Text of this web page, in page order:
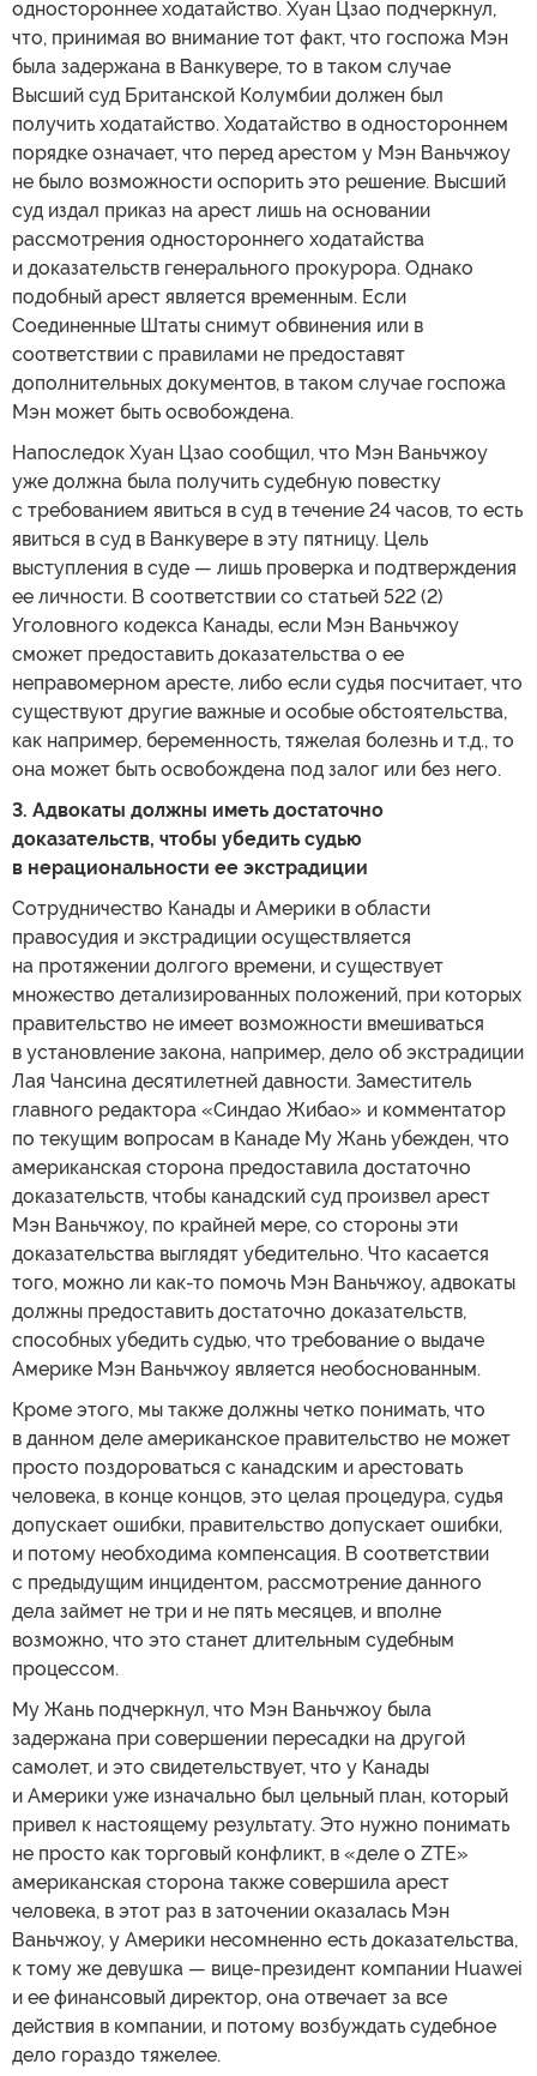
одностороннее ходатайство. Хуан Цзао подчеркнул,
что, принимая во внимание тот факт, что госпожа Мэн
была задержана в Ванкувере, то в таком случае
Высший суд Британской Колумбии должен был
получить ходатайство. Ходатайство в одностороннем
порядке означает, что перед арестом у Мэн Ваньчжоу
не было возможности оспорить это решение. Высший
суд издал приказ на арест лишь на основании
рассмотрения одностороннего ходатайства
и доказательств генерального прокурора. Однако
подобный арест является временным. Если
Соединенные Штаты снимут обвинения или в
соответствии с правилами не предоставят
дополнительных документов, в таком случае госпожа
Мэн может быть освобождена.
Напоследок Хуан Цзао сообщил, что Мэн Ваньчжоу
уже должна была получить судебную повестку
с требованием явиться в суд в течение 24 часов, то есть
явиться в суд в Ванкувере в эту пятницу. Цель
выступления в суде — лишь проверка и подтверждения
ее личности. В соответствии со статьей 522 (2)
Уголовного кодекса Канады, если Мэн Ваньчжоу
сможет предоставить доказательства о ее
неправомерном аресте, либо если судья посчитает, что
существуют другие важные и особые обстоятельства,
как например, беременность, тяжелая болезнь и т.д., то
она может быть освобождена под залог или без него.
3. Адвокаты должны иметь достаточно
доказательств, чтобы убедить судью
в нерациональности ее экстрадиции
Сотрудничество Канады и Америки в области
правосудия и экстрадиции осуществляется
на протяжении долгого времени, и существует
множество детализированных положений, при которых
правительство не имеет возможности вмешиваться
в установление закона, например, дело об экстрадиции
Лая Чансина десятилетней давности. Заместитель
главного редактора «Синдао Жибао» и комментатор
по текущим вопросам в Канаде Му Жань убежден, что
американская сторона предоставила достаточно
доказательств, чтобы канадский суд произвел арест
Мэн Ваньчжоу, по крайней мере, со стороны эти
доказательства выглядят убедительно. Что касается
того, можно ли как-то помочь Мэн Ваньчжоу, адвокаты
должны предоставить достаточно доказательств,
способных убедить судью, что требование о выдаче
Америке Мэн Ваньчжоу является необоснованным.
Кроме этого, мы также должны четко понимать, что
в данном деле американское правительство не может
просто поздороваться с канадским и арестовать
человека, в конце концов, это целая процедура, судья
допускает ошибки, правительство допускает ошибки,
и потому необходима компенсация. В соответствии
с предыдущим инцидентом, рассмотрение данного
дела займет не три и не пять месяцев, и вполне
возможно, что это станет длительным судебным
процессом.
Му Жань подчеркнул, что Мэн Ваньчжоу была
задержана при совершении пересадки на другой
самолет, и это свидетельствует, что у Канады
и Америки уже изначально был цельный план, который
привел к настоящему результату. Это нужно понимать
не просто как торговый конфликт, в «деле о ZTE»
американская сторона также совершила арест
человека, в этот раз в заточении оказалась Мэн
Ваньчжоу, у Америки несомненно есть доказательства,
к тому же девушка — вице-президент компании Huawei
и ее финансовый директор, она отвечает за все
действия в компании, и потому возбуждать судебное
дело гораздо тяжелее.